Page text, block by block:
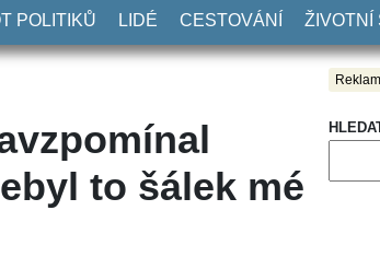
POLITIKŮ LIDÉ CESTOVÁNÍ ŽIVOTNÍ
to šálek mé